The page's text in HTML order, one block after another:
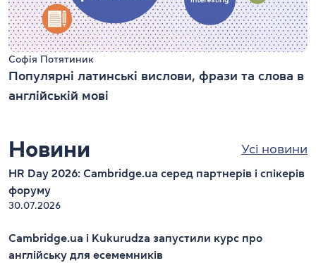
Софія Потятиник
Популярні латинські вислови, фрази та слова в
англійській мові
Новини Усі новини
HR Day 2026: Cambridge.ua серед партнерів і спікерів
форуму
30.07.2026
Cambridge.ua і Kukurudza запустили курс про
англійську для есемемників